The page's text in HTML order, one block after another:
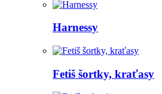
Harnessy
Fetiš šortky, kraťasy